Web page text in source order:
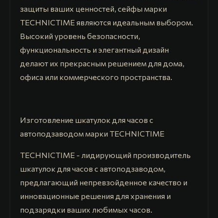
защиты ваших ценностей, сейфы марки
TECHNICTIME являются идеальным выбором.
Высокий уровень безопасности,
функциональность и элегантный дизайн
делают их прекрасным решением для дома,
офиса или коммерческого пространства.
Изготовление шкатулок для часов с
автоподзаводом марки TECHNICTIME
TECHNICTIME - лидирующий производитель
шкатулок для часов с автоподзаводом,
предлагающий непревзойденное качество и
инновационные решения для хранения и
подзарядки ваших любимых часов.